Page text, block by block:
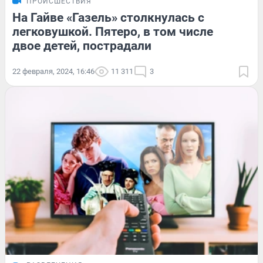
На Гайве «Газель» столкнулась с
легковушкой. Пятеро, в том числе
двое детей, пострадали
22 февраля, 2024, 16:46 11 311 3